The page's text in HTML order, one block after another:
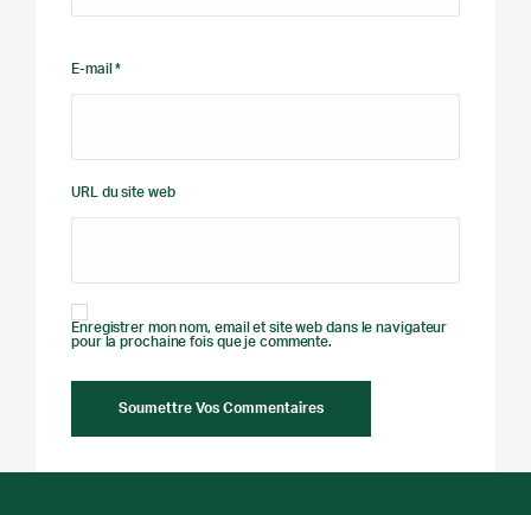
E-mail *
URL du site web
Enregistrer mon nom, email et site web dans le navigateur
pour la prochaine fois que je commente.